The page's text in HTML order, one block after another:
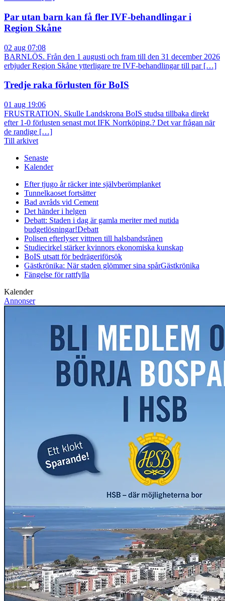
Par utan barn kan få fler IVF-behandlingar i
Region Skåne
02 aug 07:08
BARNLÖS. Från den 1 augusti och fram till den 31 december 2026
erbjuder Region Skåne ytterligare tre IVF-behandlingar till par […]
Tredje raka förlusten för BoIS
01 aug 19:06
FRUSTRATION. Skulle Landskrona BoIS studsa tillbaka direkt
efter 1-0 förlusten senast mot IFK Norrköping.? Det var frågan när
de randige […]
Till arkivet
Senaste
Kalender
Efter tjugo år räcker inte självberömplanket
Tunnelkaoset fortsätter
Bad avråds vid Cement
Det händer i helgen
Debatt: Staden i dag är gamla meriter med nutida
budgetlösningar!Debatt
Polisen efterlyser vittnen till halsbandsrånen
Studiecirkel stärker kvinnors ekonomiska kunskap
BoIS utsatt för bedrägeriförsök
Gästkrönika: När staden glömmer sina spårGästkrönika
Fängelse för rattfylla
Kalender
Annonser